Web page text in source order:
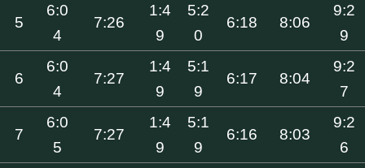
5
6:0
4
7:26
1:4
9
5:2
0
6:18 8:06
9:2
9
6
6:0
4
7:27
1:4
9
5:1
9
6:17 8:04
9:2
7
7
6:0
5
7:27
1:4
9
5:1
9
6:16 8:03
9:2
6